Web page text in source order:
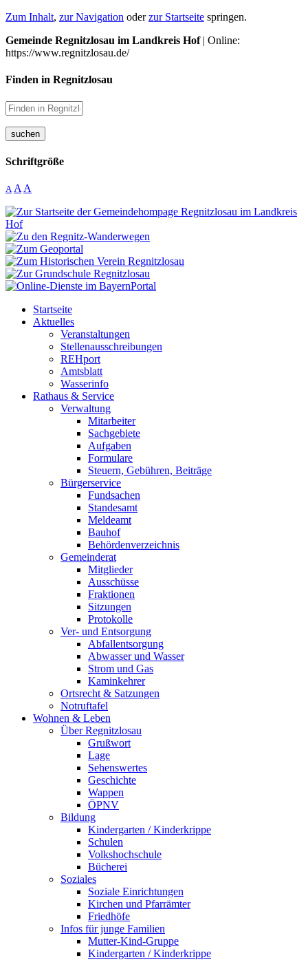
Zum Inhalt, zur Navigation oderzur Startseite springen.
Gemeinde Regnitzlosau im Landkreis Hof| Online:
https://www.regnitzlosau.de/
Finden in Regnitzlosau
suchen
Schriftgröße
A A A
Startseite
Aktuelles
Veranstaltungen
Stellenausschreibungen
REHport
Amtsblatt
Wasserinfo
Rathaus & Service
Verwaltung
Mitarbeiter
Sachgebiete
Aufgaben
Formulare
Steuern, Gebühren, Beiträge
Bürgerservice
Fundsachen
Standesamt
Meldeamt
Bauhof
Behördenverzeichnis
Gemeinderat
Mitglieder
Ausschüsse
Fraktionen
Sitzungen
Protokolle
Ver- und Entsorgung
Abfallentsorgung
Abwasser und Wasser
Strom und Gas
Kaminkehrer
Ortsrecht & Satzungen
Notruftafel
Wohnen & Leben
Über Regnitzlosau
Grußwort
Lage
Sehenswertes
Geschichte
Wappen
ÖPNV
Bildung
Kindergarten / Kinderkrippe
Schulen
Volkshochschule
Bücherei
Soziales
Soziale Einrichtungen
Kirchen und Pfarrämter
Friedhöfe
Infos für junge Familien
Mutter-Kind-Gruppe
Kindergarten / Kinderkrippe